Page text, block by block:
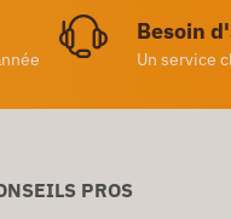
Besoin
Un service
PROS